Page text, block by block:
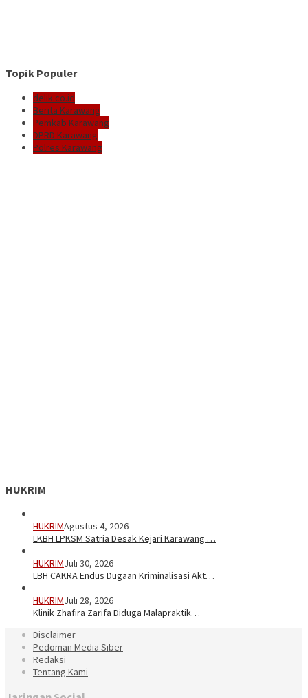
Topik Populer
delik.co.id
Berita Karawang
Pemkab Karawang
DPRD Karawang
Polres Karawang
HUKRIM
HUKRIMAgustus 4, 2026
LKBH LPKSM Satria Desak Kejari Karawang …
HUKRIMJuli 30, 2026
LBH CAKRA Endus Dugaan Kriminalisasi Akt…
HUKRIMJuli 28, 2026
Klinik Zhafira Zarifa Diduga Malapraktik…
Disclaimer
Pedoman Media Siber
Redaksi
Tentang Kami